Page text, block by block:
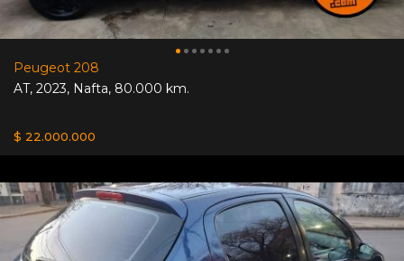
Peugeot 208
AT, 2023, Nafta, 80.000 km.
$ 22.000.000